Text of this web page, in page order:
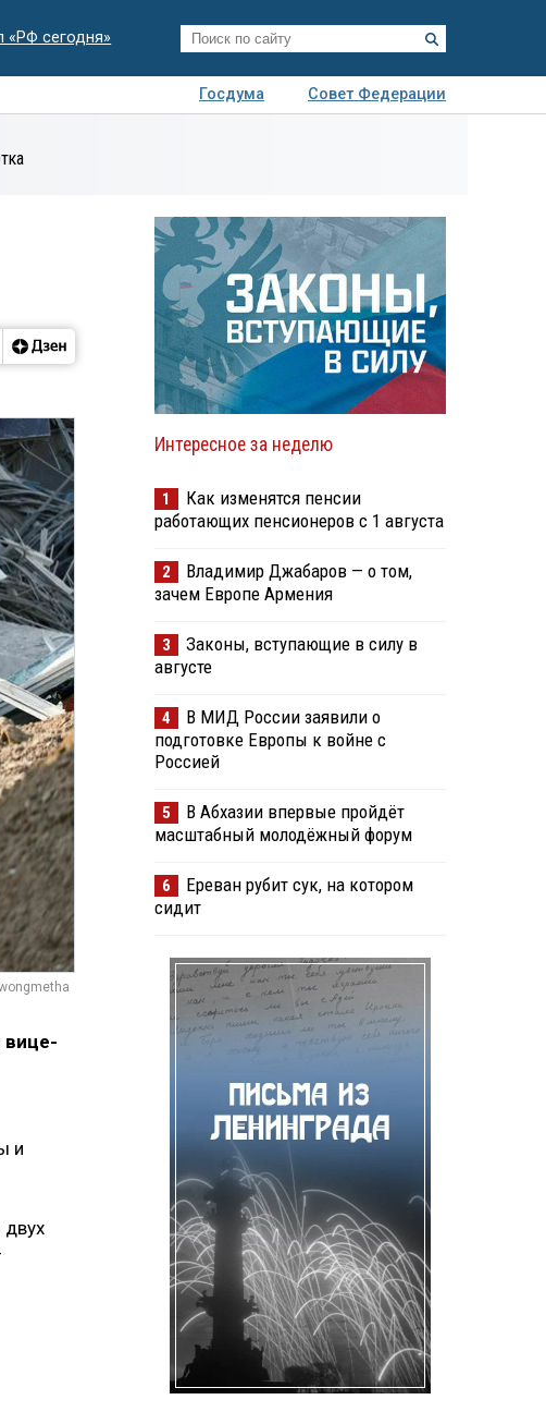
«РФ сегодня»
Госдума
Совет Федерации
вице-
и
двух
Интересное за неделю
1
Как изменятся пенсии
работающих пенсионеров с 1 августа
2
Владимир Джабаров — о том,
зачем Европе Армения
3
Законы, вступающие в силу в
августе
4
В МИД России заявили о
подготовке Европы к войне с
Россией
5
В Абхазии впервые пройдёт
масштабный молодёжный форум
6
Ереван рубит сук, на котором
сидит